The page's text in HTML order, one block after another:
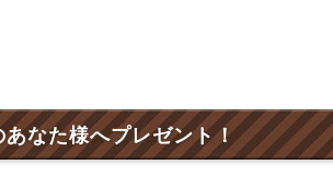
なた様へプレゼント！